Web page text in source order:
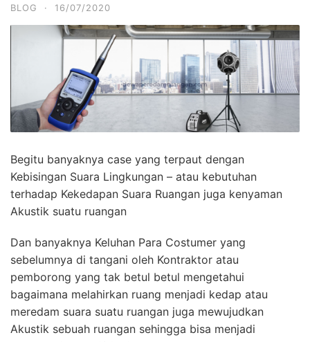
BLOG · 16/07/2020
Begitu banyaknya case yang terpaut dengan
Kebisingan Suara Lingkungan – atau kebutuhan
terhadap Kekedapan Suara Ruangan juga kenyaman
Akustik suatu ruangan
Dan banyaknya Keluhan Para Costumer yang
sebelumnya di tangani oleh Kontraktor atau
pemborong yang tak betul betul mengetahui
bagaimana melahirkan ruang menjadi kedap atau
meredam suara suatu ruangan juga mewujudkan
Akustik sebuah ruangan sehingga bisa menjadi